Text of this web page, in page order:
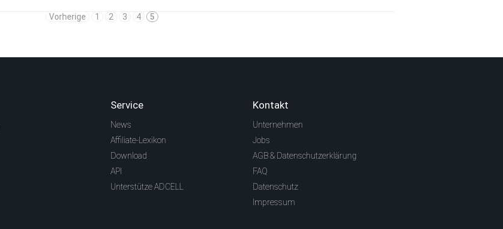
Vorherige 1 2 3 4 5
Service
News
Affiliate-Lexikon
Download
API
Unterstütze ADCELL
Kontakt
Unternehmen
Jobs
AGB & Datenschutzerklärung
FAQ
Datenschutz
Impressum